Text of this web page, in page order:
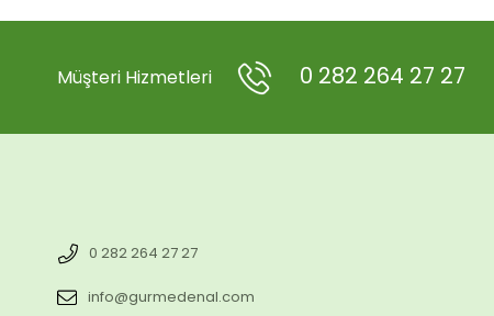
Müşteri Hizmetleri 0 282 264 27 27
0 282 264 27 27
info@gurmedenal.com